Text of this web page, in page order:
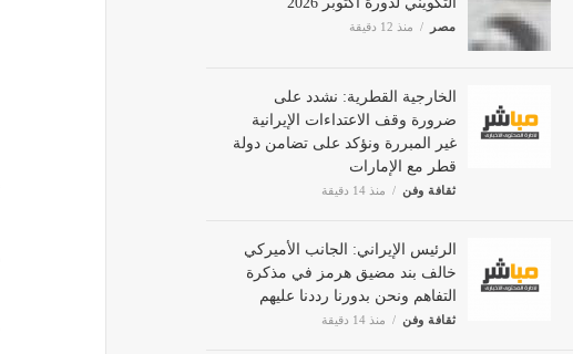
مصر منذ 12 دقيقة
ضرورة وقف الاعتداءات الإيرانية
غير المبررة ونؤكد على تضامن دولة
قطر مع الإمارات
ثقافة وفن منذ 14 دقيقة
الرئيس الإيراني: الجانب الأميركي
خالف بند مضيق هرمز في مذكرة
التفاهم ونحن بدورنا رددنا عليهم
ثقافة وفن منذ 14 دقيقة